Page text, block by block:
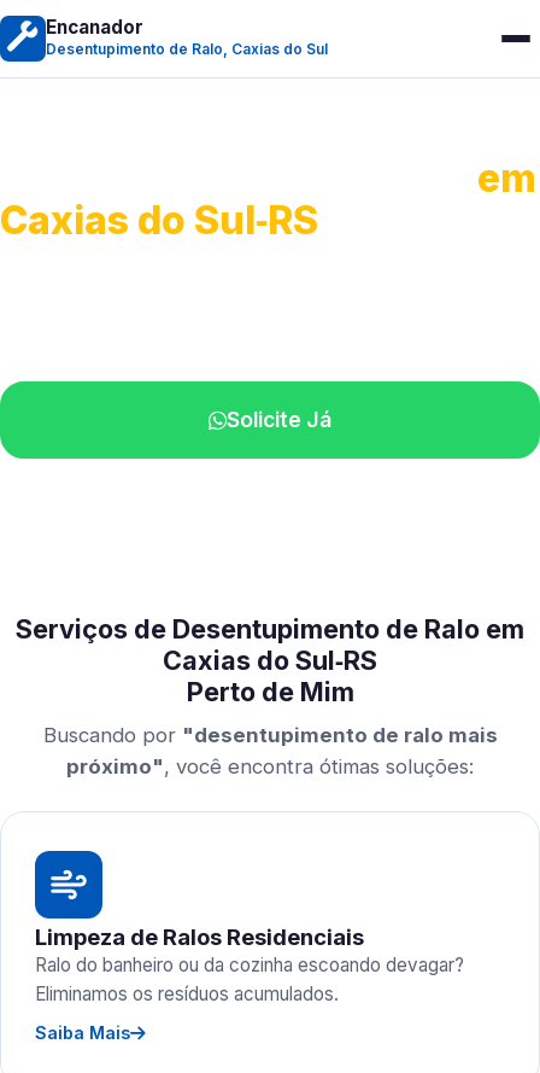
Encanador
Desentupimento de Ralo, Caxias do Sul
em
Caxias do Sul‑RS
Solicite Já
Serviços de Desentupimento de Ralo em
Caxias do Sul‑RS
Perto de Mim
Buscando por "desentupimento de ralo mais
próximo", você encontra ótimas soluções:
Limpeza de Ralos Residenciais
Ralo do banheiro ou da cozinha escoando devagar?
Eliminamos os resíduos acumulados.
Saiba Mais